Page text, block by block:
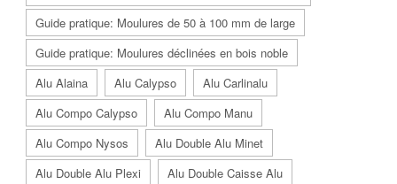
Guide pratique: Moulures de 50 à 100 mm de large
Guide pratique: Moulures déclinées en bois noble
Alu Alaina
Alu Calypso
Alu Carlinalu
Alu Compo Calypso
Alu Compo Manu
Alu Compo Nysos
Alu Double Alu Minet
Alu Double Alu Plexi
Alu Double Caisse Alu